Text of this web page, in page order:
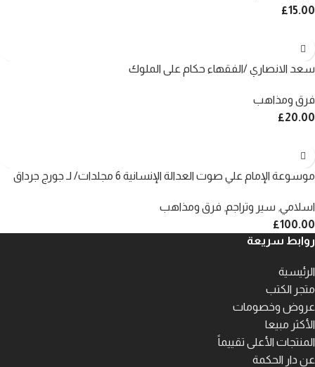
£15.00
سعد الانصاري /الفقهاء حكام على الملوك
فرق ومذاهب
£20.00
موسوعة الإمام علي صوت العدالة الإنسانية 6 مجلدات/ لـ جورج جرداق
اسلامي سير وتراجم فرق ومذاهب
£100.00
روابط سريعة
الرئيسية
متجر الكتب
عروض وخصومات
الأكثر مبيعا
المنتجات الأعلى تقييماً
عن دار الحكمة